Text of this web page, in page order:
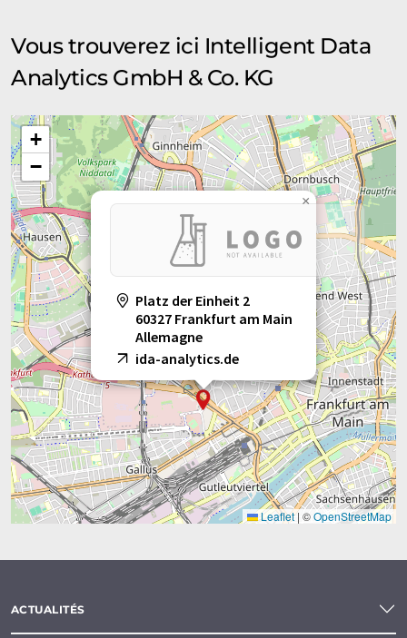
Vous trouverez ici Intelligent Data
Analytics GmbH & Co. KG
Platz der Einheit 2
60327 Frankfurt am Main
Allemagne
ida-analytics.de
×
+
−
Leaflet| ©OpenStreetMap
ACTUALITÉS